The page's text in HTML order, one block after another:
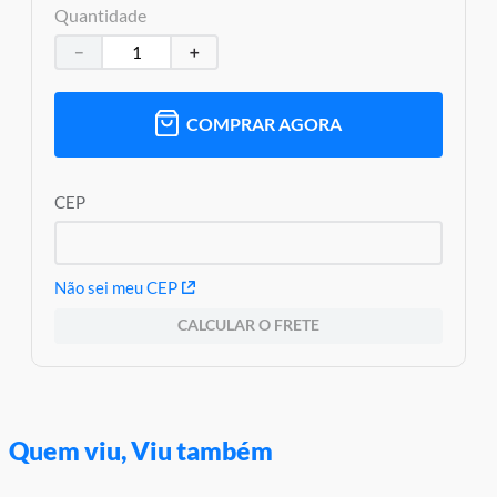
Peso aproximado: 0,980 kgs
Código de barras: 0194735237982
Altura aproximada da embalagem (A x L x C): 27,50 cm x 27,50
cm x 12,50 cm
Aviso: as cores podem variar entre as imagens mostradas acima
e o produto Imagens meramente ilustrativas
Garantia:
Quantidade
＋
－
COMPRAR AGORA
CEP
Não sei meu CEP
CALCULAR O FRETE
Quem viu, Viu também